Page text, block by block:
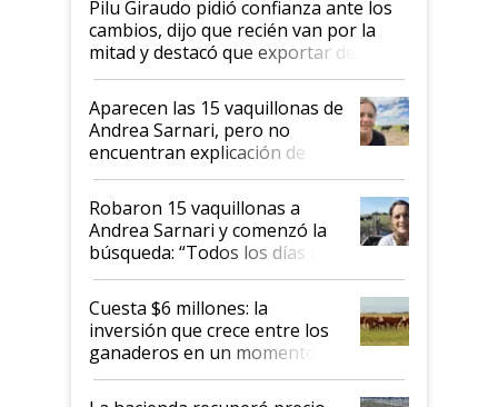
Pilu Giraudo pidió confianza ante los
cambios, dijo que recién van por la
mitad y destacó que exportar dejó de
ser "para unos pocos": "Tenemos un
mandato muy claro del gobierno
nacional"
Aparecen las 15 vaquillonas de
Andrea Sarnari, pero no
encuentran explicación de
cómo llegaron allí
Robaron 15 vaquillonas a
Andrea Sarnari y comenzó la
búsqueda: “Todos los días le
toca a algún productor”
Cuesta $6 millones: la
inversión que crece entre los
ganaderos en un momento
histórico para la actividad